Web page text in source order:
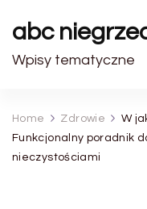
abc
Wpisy tematyczne
Home Zdrowie
W
Funkcjonalny poradnik
nieczystościami